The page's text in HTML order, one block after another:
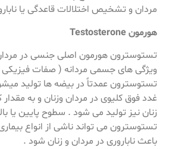
مردان و تشخیص اختلالات قاعدگی یا
هورمون Testosterone
تستوسترون هورمون اصلی جنسی در
ویژگی های جسمی مردانه ( صفات فیزیکی
تستوسترون عمدتاً در بیضه ها تولید
غدد فوق کلیوی در مردان وزنان و به
زنان نیز تولید می شود . سطوح پایین یا
تستوسترون می تواند ناشی از انواع
باعث ناباروری در مردان و زنان شود .